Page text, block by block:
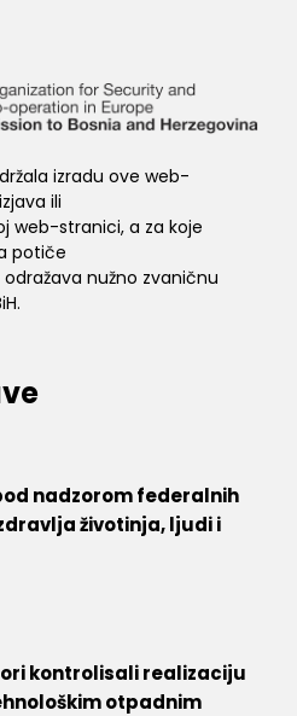
izradu ove web-
ili
web-stranici, a za koje
potiče
odražava nužno zvaničnu
nadzorom federalnih
životinja, ljudi i
kontrolisali realizaciju
otpadnim